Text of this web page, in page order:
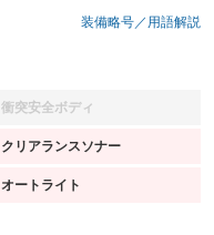
装備略号／用語解説
衝突安全ボディ
：装備なし
クリアランスソナー
：装備あり
オートライト
：装備あり